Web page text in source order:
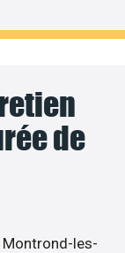
de
Montrond-les-